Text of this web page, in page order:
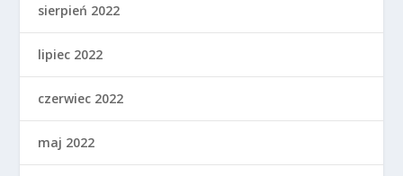
sierpień 2022
lipiec 2022
czerwiec 2022
maj 2022